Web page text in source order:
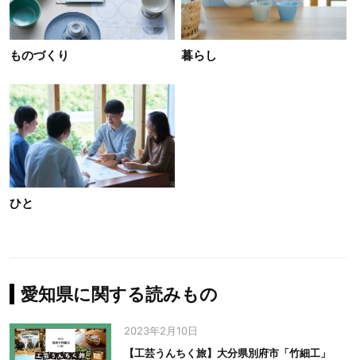
ものづくり 暮らし
ひと
愛知県に関する読みもの
2023年2月10日
【工芸うんちく旅】大分県別府市「竹細工」